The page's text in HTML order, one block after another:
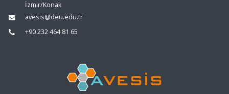
İzmir/Konak
avesis@deu.edu.tr
+90 232 464 81 65